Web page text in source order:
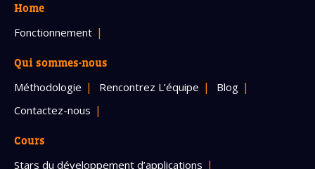
Home
Fonctionnement
Qui sommes-nous
Méthodologie Rencontrez L’équipe
Blog
Contactez-nous
Cours
Stars du développement d’applications